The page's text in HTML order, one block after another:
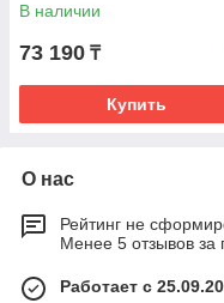
В наличии
73 190 ₸
Купить
О нас
Рейтинг не
Менее 5 отзывов за
Работает с